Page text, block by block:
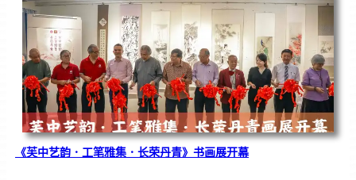
访
中
分
享
青
年
领
袖
素
质
讲
座
《芙中艺韵．工笔雅集．长荣丹青》书画展开幕